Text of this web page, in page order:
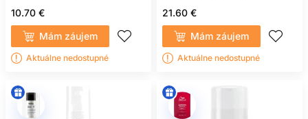
PREČO SA KUČERY PO
VYSCHNUTÍ ROZPADNÚ?
Príčinou môže byť slabá fixácia, priveľa ťažkého krému,
dotýkanie počas schnutia alebo vysoká vlhkosť.
MÁM VLASY PO NANESENÍ
PRODUKTU ČESAŤ?
10.70 €
Mám záujem
Aktuálne nedostupné
21.60 €
Mám záujem
Aktuálne nedostupné